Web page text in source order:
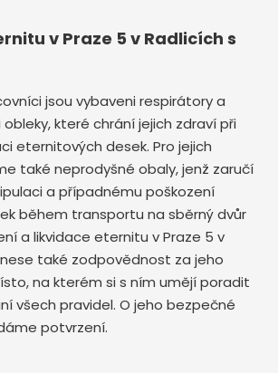
v Praze 5 v Radlicích s
jsou vybaveni respirátory a
které chrání jejich zdraví při
eternitových desek. Pro jejich
také neprodyšné obaly, jenž zaručí
a případnému poškození
během transportu na sběrný dvůr
a likvidace eternitu v Praze 5 v
také zodpovědnost za jeho
na kterém si s ním umějí poradit
všech pravidel. O jeho bezpečné
potvrzení.